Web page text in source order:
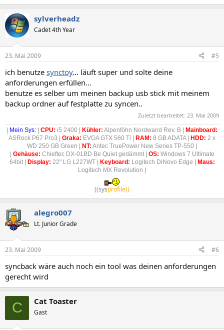
sylverheadz
Cadet 4th Year
23. Mai 2009 #5
ich benutze synctoy... läuft super und solte deine
anforderungen erfüllen...
benutze es selber um meinen backup usb stick mit meinem
backup ordner auf festplatte zu syncen..
Zuletzt bearbeitet: 23. Mai 2009
Mein Sys: CPU: i5 2400 | Kühler: Alpenföhn Nordwand Rev. B |
Mainboard:
ASRock P67 Pro3 | Graka: EVGA GTX 560 Ti | RAM: 8 GB ADATA | HDD: 2 x
WD 250 GB Green |
NT: Antec TruePower New Series TP-550 |
Gehäuse: Chieftec DX-01BD Be Quiet gedämmt | OS: Windows 7 Ultimate
64bit |
Display: 22" LG L227WT | Keyboard: Logitech DiNovo Edge |
Maus:
Logitech MX Revolution |​
((sysprofile))
alegro007
Lt. Junior Grade
23. Mai 2009 #6
syncback wäre auch noch ein tool was deinen anforderungen
gerecht wird
C Cat Toaster
Gast